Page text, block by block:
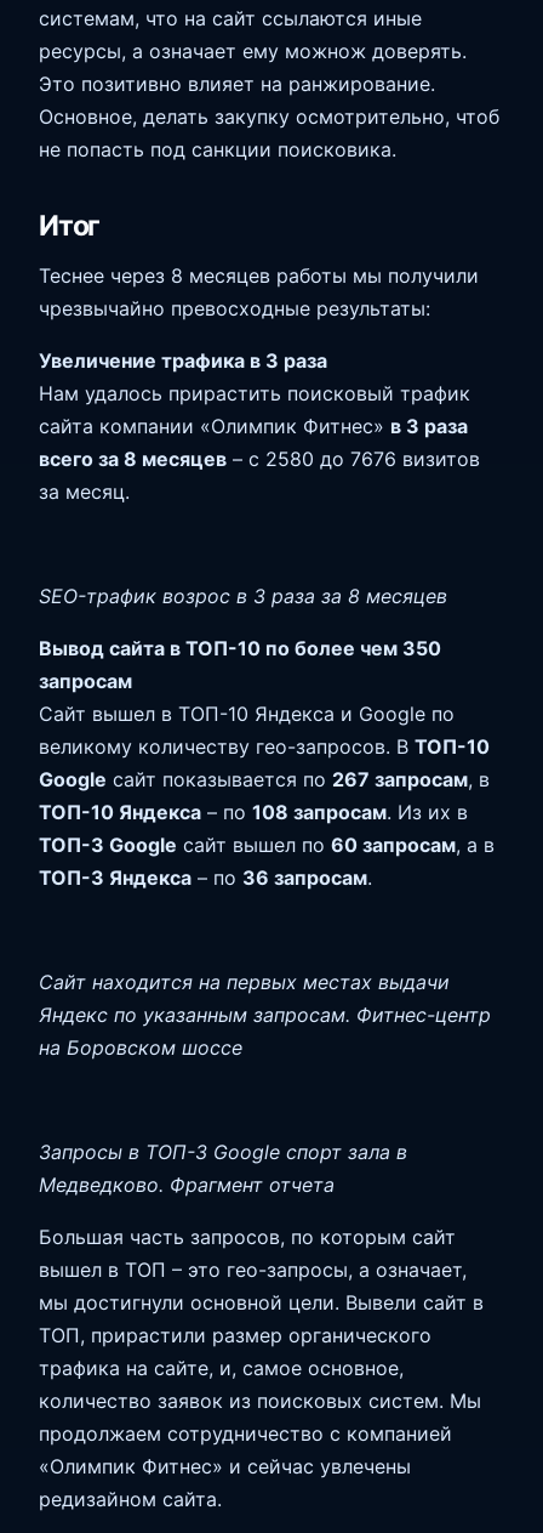
системам, что на сайт ссылаются иные
ресурсы, а означает ему можнож доверять.
Это позитивно влияет на ранжирование.
Основное, делать закупку осмотрительно, чтоб
не попасть под санкции поисковика.
Итог
Теснее через 8 месяцев работы мы получили
чрезвычайно превосходные результаты:
Увеличение трафика в 3 раза
Нам удалось прирастить поисковый трафик
сайта компании «Олимпик Фитнес» в 3 раза
всего за 8 месяцев – с 2580 до 7676 визитов
за месяц.
SEO-трафик возрос в 3 раза за 8 месяцев
Вывод сайта в ТОП-10 по более чем 350
запросам
Сайт вышел в ТОП-10 Яндекса и Google по
великому количеству гео-запросов. В ТОП-10
Google сайт показывается по 267 запросам, в
ТОП-10 Яндекса – по 108 запросам. Из их в
ТОП-3 Google сайт вышел по 60 запросам, а в
ТОП-3 Яндекса – по 36 запросам.
Сайт находится на первых местах выдачи
Яндекс по указанным запросам. Фитнес-центр
на Боровском шоссе
Запросы в ТОП-3 Google спорт зала в
Медведково. Фрагмент отчета
Большая часть запросов, по которым сайт
вышел в ТОП – это гео-запросы, а означает,
мы достигнули основной цели. Вывели сайт в
ТОП, прирастили размер органического
трафика на сайте, и, самое основное,
количество заявок из поисковых систем. Мы
продолжаем сотрудничество с компанией
«Олимпик Фитнес» и сейчас увлечены
редизайном сайта.